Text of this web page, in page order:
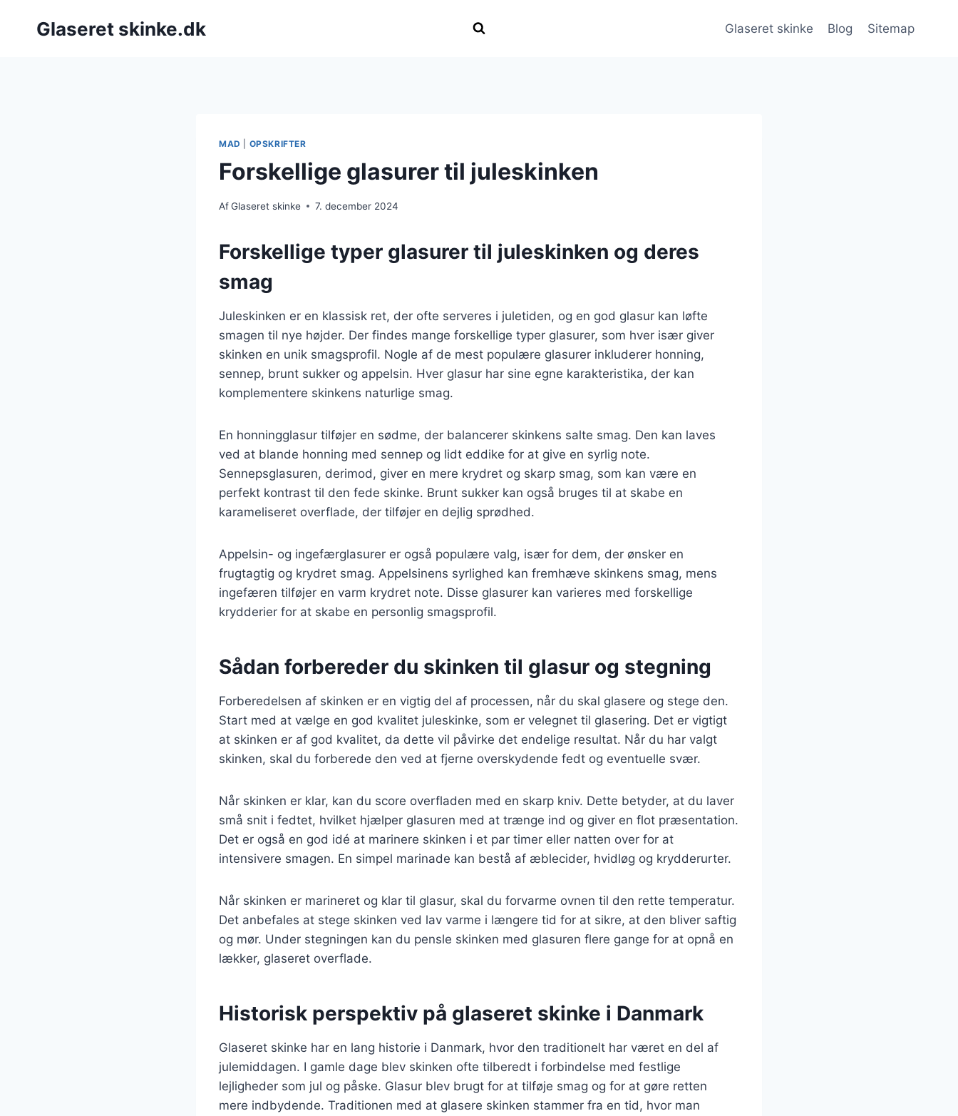
Glaseret skinke.dk Glaseret skinke Blog Sitemap
MAD OPSKRIFTER
Forskellige glasurer til juleskinken
AfGlaseret skinke 7. december 2024
Forskellige typer glasurer til juleskinken og deres
smag
Juleskinken er en klassisk ret, der ofte serveres i juletiden, og en god glasur kan løfte
smagen til nye højder. Der findes mange forskellige typer glasurer, som hver især giver
skinken en unik smagsprofil. Nogle af de mest populære glasurer inkluderer honning,
sennep, brunt sukker og appelsin. Hver glasur har sine egne karakteristika, der kan
komplementere skinkens naturlige smag.
En honningglasur tilføjer en sødme, der balancerer skinkens salte smag. Den kan laves
ved at blande honning med sennep og lidt eddike for at give en syrlig note.
Sennepsglasuren, derimod, giver en mere krydret og skarp smag, som kan være en
perfekt kontrast til den fede skinke. Brunt sukker kan også bruges til at skabe en
karameliseret overflade, der tilføjer en dejlig sprødhed.
Appelsin- og ingefærglasurer er også populære valg, især for dem, der ønsker en
frugtagtig og krydret smag. Appelsinens syrlighed kan fremhæve skinkens smag, mens
ingefæren tilføjer en varm krydret note. Disse glasurer kan varieres med forskellige
krydderier for at skabe en personlig smagsprofil.
Sådan forbereder du skinken til glasur og stegning
Forberedelsen af skinken er en vigtig del af processen, når du skal glasere og stege den.
Start med at vælge en god kvalitet juleskinke, som er velegnet til glasering. Det er vigtigt
at skinken er af god kvalitet, da dette vil påvirke det endelige resultat. Når du har valgt
skinken, skal du forberede den ved at fjerne overskydende fedt og eventuelle svær.
Når skinken er klar, kan du score overfladen med en skarp kniv. Dette betyder, at du laver
små snit i fedtet, hvilket hjælper glasuren med at trænge ind og giver en flot præsentation.
Det er også en god idé at marinere skinken i et par timer eller natten over for at
intensivere smagen. En simpel marinade kan bestå af æblecider, hvidløg og krydderurter.
Når skinken er marineret og klar til glasur, skal du forvarme ovnen til den rette temperatur.
Det anbefales at stege skinken ved lav varme i længere tid for at sikre, at den bliver saftig
og mør. Under stegningen kan du pensle skinken med glasuren flere gange for at opnå en
lækker, glaseret overflade.
Historisk perspektiv på glaseret skinke i Danmark
Glaseret skinke har en lang historie i Danmark, hvor den traditionelt har været en del af
julemiddagen. I gamle dage blev skinken ofte tilberedt i forbindelse med festlige
lejligheder som jul og påske. Glasur blev brugt for at tilføje smag og for at gøre retten
mere indbydende. Traditionen med at glasere skinken stammer fra en tid, hvor man